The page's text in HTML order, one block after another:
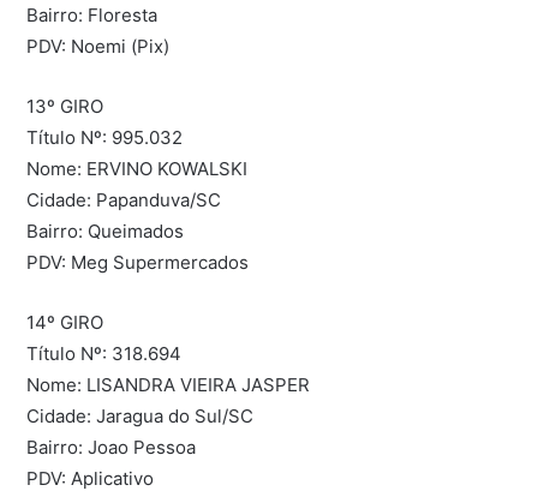
Bairro: Floresta
PDV: Noemi (Pix)
13º GIRO
Título Nº: 995.032
Nome: ERVINO KOWALSKI
Cidade: Papanduva/SC
Bairro: Queimados
PDV: Meg Supermercados
14º GIRO
Título Nº: 318.694
Nome: LISANDRA VIEIRA JASPER
Cidade: Jaragua do Sul/SC
Bairro: Joao Pessoa
PDV: Aplicativo